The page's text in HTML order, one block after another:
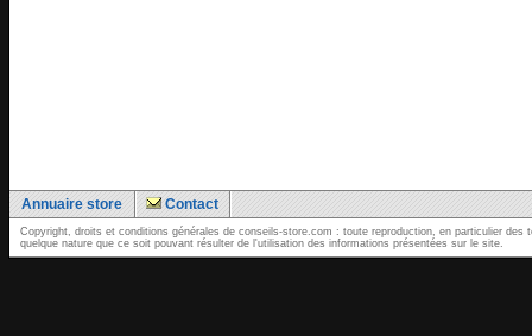
Annuaire store Contact
Copyright, droits et conditions générales de conseils-store.com : toute reproduction, en particulier
quelque nature que ce soit pouvant résulter de l'utilisation des informations présentées sur le site.